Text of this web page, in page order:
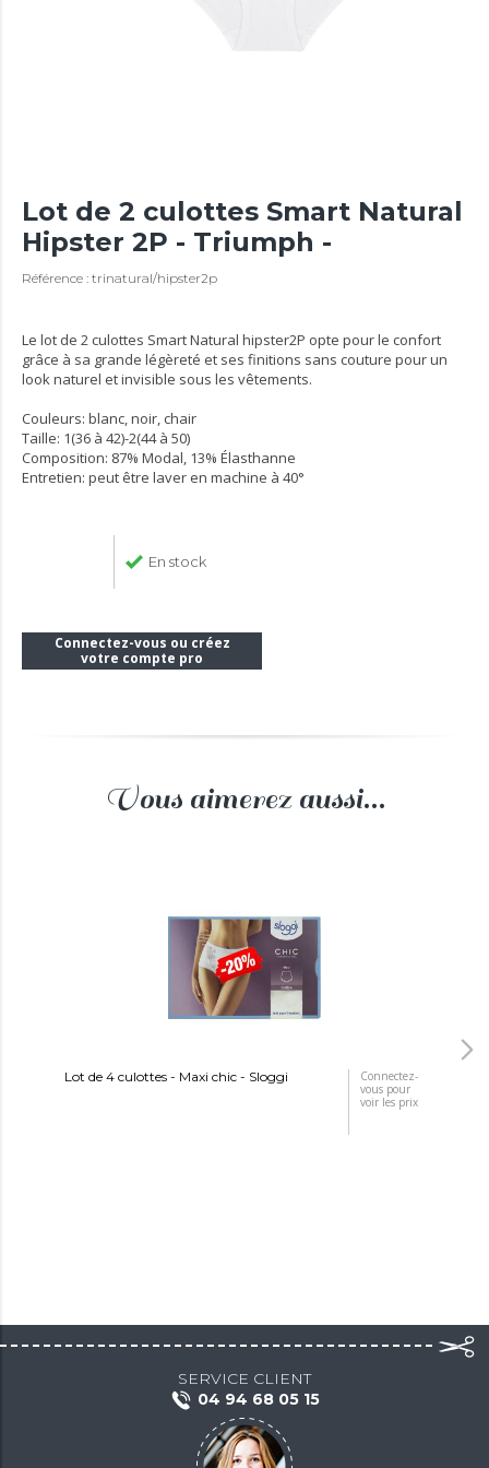
Lot de 2 culottes Smart Natural
Hipster 2P - Triumph -
Référence : trinatural/hipster2p
Le lot de 2 culottes Smart Natural hipster2P opte pour le confort
grâce à sa grande légèreté et ses finitions sans couture pour un
look naturel et invisible sous les vêtements.
Couleurs: blanc, noir, chair
Taille: 1(36 à 42)-2(44 à 50)
Composition: 87% Modal, 13% Élasthanne
Entretien: peut être laver en machine à 40°
En stock
Connectez-vous ou créez
votre compte pro
Vous aimerez aussi...
Lot de 4 culottes - Maxi chic - Sloggi
Connectez-
vous pour
voir les prix
SERVICE CLIENT
04 94 68 05 15